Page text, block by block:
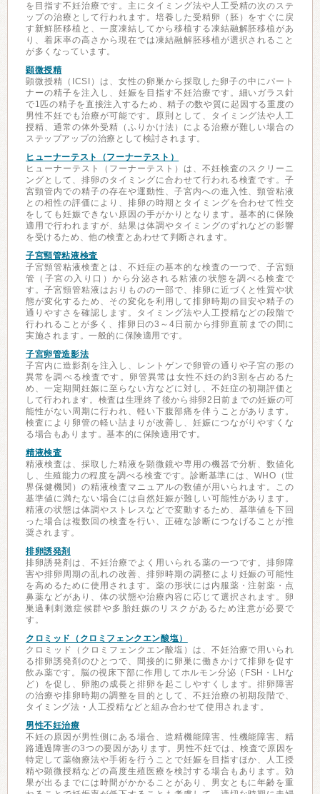
を目指す不妊治療です。主にタイミング法や人工受精の次のステ
ップの治療として行われます。培養した受精卵（胚）をすぐに戻
す新鮮胚移植と、一度凍結してから移植する凍結融解胚移植があ
り、着床率の高さから現在では凍結融解胚移植が選択されること
が多くなっています。
顕微授精
顕微授精（ICSI）は、女性の卵巣から採取した卵子の中にパート
ナーの精子を注入し、妊娠を目指す不妊治療です。細いガラス針
で1匹の精子を直接注入するため、精子の数や質に起因する重度の
男性不妊でも治療が可能です。原則として、タイミング法や人工
授精、通常の体外受精（ふりかけ法）による治療が難しい場合の
ステップアップの治療として検討されます。
ヒューナーテスト（フーナーテスト）
ヒューナーテスト（フーナーテスト）は、不妊検査のスクリーニ
ングとして、排卵のタイミングに合わせて行われる検査です。子
宮頸管内での精子の存在や運動性、子宮内への進入性、頸管粘液
との相性の評価により、排卵の時期とタイミングを合わせて性交
をしても妊娠できない原因の手がかりとなります。基本的に保険
適用で行われますが、結果は体調やタイミングのずれなどの影響
を受けるため、他の検査とあわせて判断されます。
子宮頸管粘液検査
子宮頸管粘液検査とは、不妊症の基本的な検査の一つで、子宮頸
管（子宮の入り口）から分泌される粘液の状態を調べる検査で
す。子宮頸管粘液はおりものの一部で、排卵に近づくと性質や状
態が変化するため、その変化を利用して排卵時期の目安や精子の
通りやすさを確認します。タイミング法や人工授精などの段階で
行われることが多く、排卵日の3～4日前から排卵直前までの間に
実施されます。一般的に保険適用です。
子宮卵管造影法
子宮内に造影剤を注入し、レントゲンで卵管の通りや子宮の形の
異常を調べる検査です。卵管異常は女性不妊の約3割を占めるた
め、一定期間妊娠に至らない方などに対し、不妊症の初期評価と
して行われます。検査は生理終了後から排卵2日前までの妊娠の可
能性がない周期に行われ、軽い下腹部痛を伴うことがあります。
検査により卵管の軽い詰まりが改善し、妊娠につながりやすくな
る場合もあります。基本的に保険適用です。
精液検査
精液検査は、採取した精液を顕微鏡や専用の機器で分析、数値化
し、生殖能力の程度を調べる検査です。診断基準には、WHO（世
界保健機関）の精液検査マニュアルの数値が用いられます。この
基準値に満たない場合には自然妊娠が難しい可能性があります。
精液の状態は体調やストレスなどで変動するため、基準値を下回
った場合は複数回の検査を行い、正確な診断につなげることが推
奨されます。
排卵誘発剤
排卵誘発剤は、不妊治療でよく用いられる薬の一つです。排卵障
害や排卵周期の乱れの改善、排卵時期の調整により妊娠の可能性
を高めるために使用されます。薬の形状には内服薬・注射薬・点
鼻薬などがあり、体の状態や治療内容に応じて選択されます。卵
巣過剰刺激症候群や多胎妊娠のリスクがあるため注意が必要で
す。
クロミッド（クロミフェンクエン酸塩）
クロミッド（クロミフェンクエン酸塩）は、不妊治療で用いられ
る排卵誘発剤のひとつで、間接的に卵巣に働きかけて排卵を促す
飲み薬です。脳の視床下部に作用してホルモン分泌（FSH・LHな
ど）を促し、卵胞の成長と排卵を起こしやすくします。排卵障害
の治療や排卵時期の調整を目的として、不妊治療の初期段階で、
タイミング法・人工授精などと組み合わせて使用されます。
男性不妊治療
不妊の原因が男性側にある場合、造精機能障害、性機能障害、精
路通過障害の3つの要因があります。男性不妊では、検査で原因を
特定して薬物療法や手術を行うことで妊娠を目指すほか、人工授
精や顕微授精などの高度生殖医療を検討する場合もあります。効
果が出るまでには時間がかかることがあり、男女ともに年齢を重